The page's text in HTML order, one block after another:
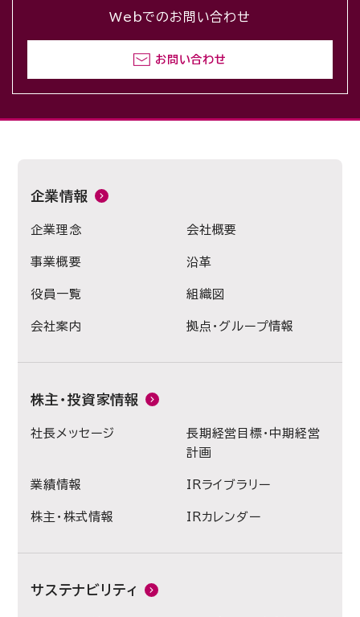
Webでのお問い合わせ
お問い合わせ
企業情報
企業理念 会社概要
事業概要 沿革
役員一覧 組織図
会社案内 拠点・グループ情報
株主・投資家情報
社長メッセージ
長期経営目標・中期経営
計画
業績情報 IRライブラリー
株主・株式情報 IRカレンダー
サステナビリティ